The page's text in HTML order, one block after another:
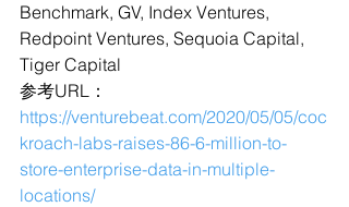
Benchmark, GV, Index Ventures,
Redpoint Ventures, Sequoia Capital,
Tiger Capital
参考URL：
https://venturebeat.com/2020/05/05/coc
kroach-labs-raises-86-6-million-to-
store-enterprise-data-in-multiple-
locations/